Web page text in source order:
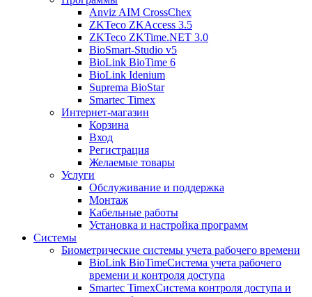
Anviz AIM CrossChex
ZKTeco ZKAccess 3.5
ZKTeco ZKTime.NET 3.0
BioSmart-Studio v5
BioLink BioTime 6
BioLink Idenium
Suprema BioStar
Smartec Timex
Интернет-магазин
Корзина
Вход
Регистрация
Желаемые товары
Услуги
Обслуживание и поддержка
Монтаж
Кабельные работы
Установка и настройка программ
Системы
Биометрические системы учета рабочего времени
BioLink BioTimeСистема учета рабочего
времени и контроля доступа
Smartec TimexСистема контроля доступа и